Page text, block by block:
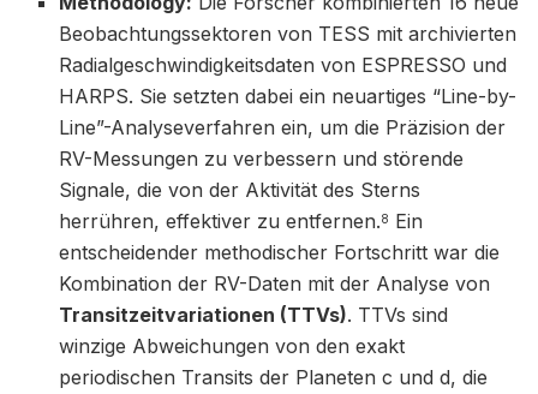
Beobachtungssektoren von TESS mit archivierten
Radialgeschwindigkeitsdaten von ESPRESSO und
HARPS. Sie setzten dabei ein neuartiges “Line-by-
Line”-Analyseverfahren ein, um die Präzision der
RV-Messungen zu verbessern und störende
Signale, die von der Aktivität des Sterns
herrühren, effektiver zu entfernen.8 Ein
entscheidender methodischer Fortschritt war die
Kombination der RV-Daten mit der Analyse von
Transitzeitvariationen (TTVs). TTVs sind
winzige Abweichungen von den exakt
periodischen Transits der Planeten c und d, die